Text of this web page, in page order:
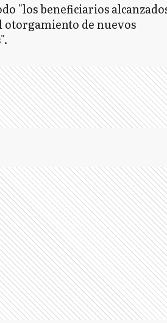
"los beneficiarios
otorgamiento de nuevos